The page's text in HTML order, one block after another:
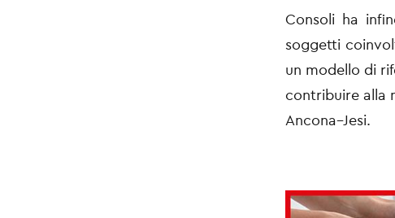
Consoli ha
soggetti
un modello di
contribuire alla
Ancona–Jesi.